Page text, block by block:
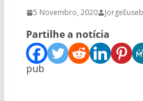
5 Novembro, 2020
Partilhe a notícia
pub